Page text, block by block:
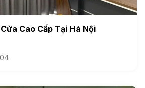
Cao Cấp Tại Hà Nội